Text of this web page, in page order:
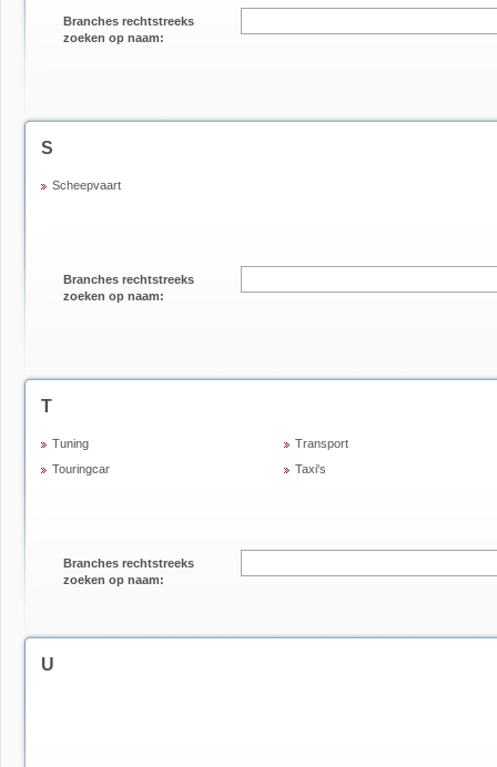
Branches rechtstreeks
zoeken op naam:
S
Scheepvaart
Branches rechtstreeks
zoeken op naam:
T
Tuning
Touringcar
Transport
Taxi's
Branches rechtstreeks
zoeken op naam:
U